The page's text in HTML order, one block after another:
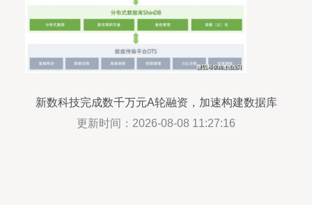
新数科技完成数千万元A轮融资，加速构建数据库
智能软件生态体系
更新时间：2026-08-08 11:27:16